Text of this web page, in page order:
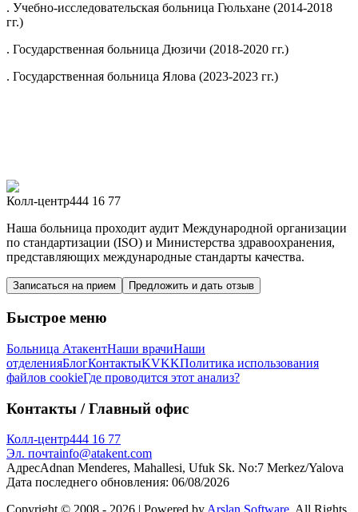
. Учебно-исследовательская больница Гюльхане (2014-2018
гг.)
. Государственная больница Дюзичи (2018-2020 гг.)
. Государственная больница Ялова (2023-2023 гг.)
Колл-центр444 16 77
Наша больница проходит аудит Международной организации
по стандартизации (ISO) и Министерства здравоохранения,
представляющих международные стандарты качества.
Записаться на прием Предложить и дать отзыв
Быстрое меню
Больница АтакентНаши врачиНаши
отделенияБлогКонтактыKVKKПолитика использования
файлов cookieГде проводится этот анализ?
Контакты / Главный офис
Колл-центр444 16 77
Эл. почтаinfo@atakent.com
АдресAdnan Menderes, Mahallesi, Ufuk Sk. No:7 Merkez/Yalova
Дата последнего обновления: 06/08/2026